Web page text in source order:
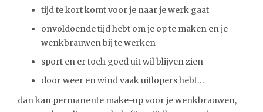
tijd te kort komt voor je naar je werk gaat
onvoldoende tijd hebt om je op te maken en je
wenkbrauwen bij te werken
sport en er toch goed uit wil blijven zien
door weer en wind vaak uitlopers hebt…
dan kan permanente make-up voor je wenkbrauwen,